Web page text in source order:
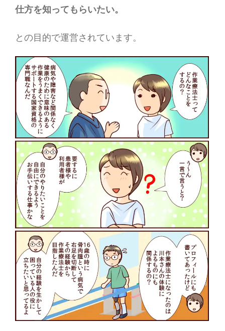
仕方を知ってもらいたい。
との目的で運営されています。